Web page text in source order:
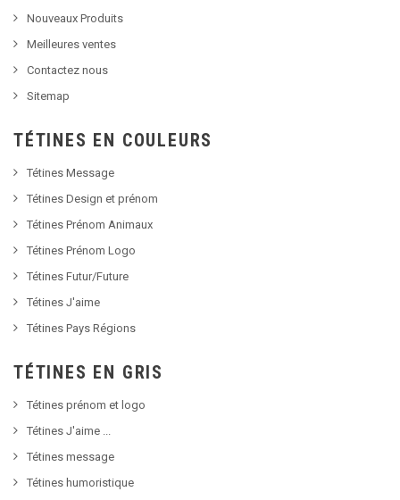
Nouveaux Produits
Meilleures ventes
Contactez nous
Sitemap
TÉTINES EN COULEURS
Tétines Message
Tétines Design et prénom
Tétines Prénom Animaux
Tétines Prénom Logo
Tétines Futur/Future
Tétines J'aime
Tétines Pays Régions
TÉTINES EN GRIS
Tétines prénom et logo
Tétines J'aime ...
Tétines message
Tétines humoristique